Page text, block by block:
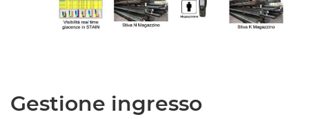
Gestione ingresso